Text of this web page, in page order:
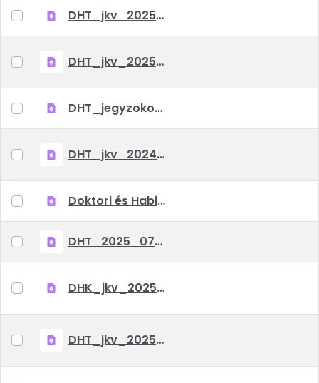
DHT_jkv_20251209
DHT_jkv_20251218
DHT_jegyzokonyv_2025_10_09
DHT_jkv_2024_10_04
Doktori és Habilitációs Tanács Ügyrendje
DHT_2025_07_04_hatarozatok
DHK_jkv_2025_06_05
DHT_jkv_2025_04_25